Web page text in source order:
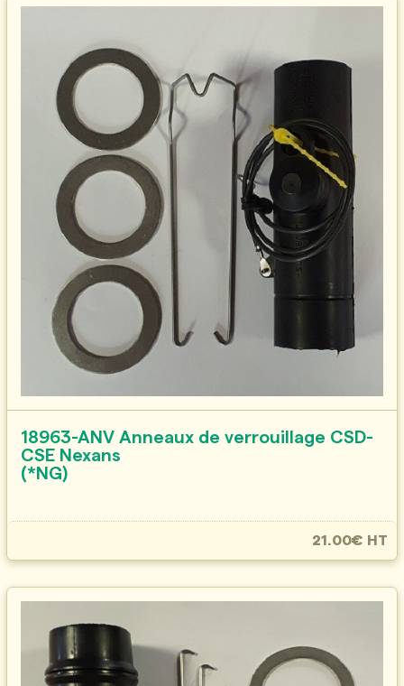
18963-ANV Anneaux de verrouillage CSD-
CSE Nexans
(*NG)
21.00€ HT